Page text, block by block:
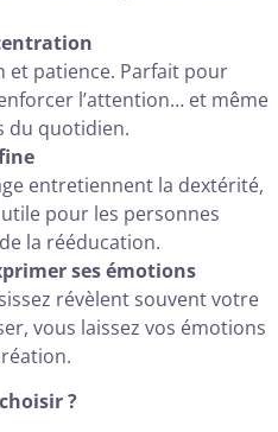
et patience. Parfait pour
l’attention… et même
du quotidien.
entretiennent la dextérité,
pour les personnes
la rééducation.
ses émotions
révèlent souvent votre
vous laissez vos émotions
?